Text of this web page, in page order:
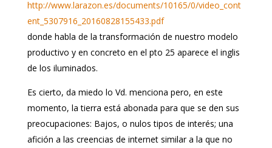
http://www.larazon.es/documents/10165/0/video_cont
ent_5307916_20160828155433.pdf
donde habla de la transformación de nuestro modelo
productivo y en concreto en el pto 25 aparece el inglis
de los iluminados.
Es cierto, da miedo lo Vd. menciona pero, en este
momento, la tierra está abonada para que se den sus
preocupaciones: Bajos, o nulos tipos de interés; una
afición a las creencias de internet similar a la que no